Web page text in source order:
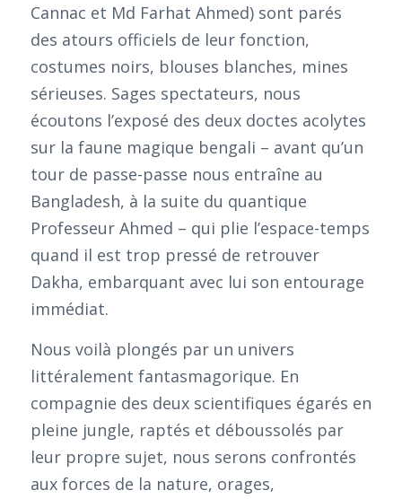
Cannac et Md Farhat Ahmed) sont parés
des atours officiels de leur fonction,
costumes noirs, blouses blanches, mines
sérieuses. Sages spectateurs, nous
écoutons l’exposé des deux doctes acolytes
sur la faune magique bengali – avant qu’un
tour de passe-passe nous entraîne au
Bangladesh, à la suite du quantique
Professeur Ahmed – qui plie l’espace-temps
quand il est trop pressé de retrouver
Dakha, embarquant avec lui son entourage
immédiat.
Nous voilà plongés par un univers
littéralement fantasmagorique. En
compagnie des deux scientifiques égarés en
pleine jungle, raptés et déboussolés par
leur propre sujet, nous serons confrontés
aux forces de la nature, orages,